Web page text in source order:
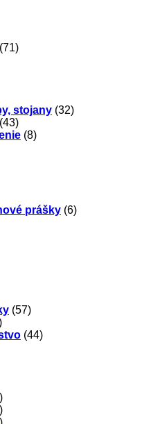
(71)
stojany (32)
(43)
(8)
prášky (6)
(57)
(44)